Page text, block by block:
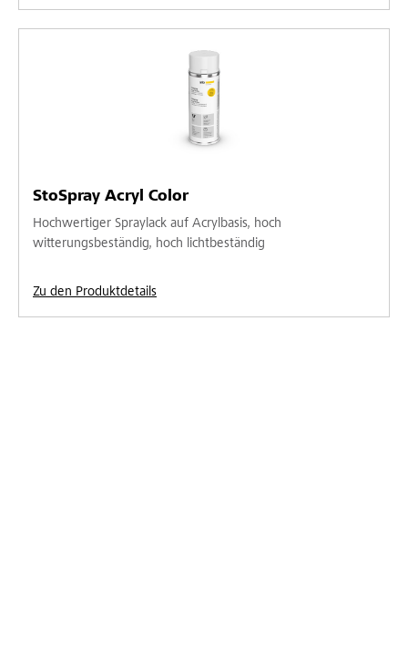
StoSpray Acryl Color
Hochwertiger Spraylack auf Acrylbasis, hoch
witterungsbeständig, hoch lichtbeständig
Zu den Produktdetails